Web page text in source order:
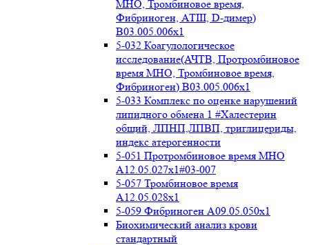
МНО, Тромбиновое время,
Фибриноген, АТIII, D-димер)
B03.005.006x1
5-032 Коагулологическое
исследование(АЧТВ, Протромбиновое
время МНО, Тромбиновое время,
Фибриноген) B03.005.006x1
5-033 Комплекс по оценке нарушений
липидного обмена 1 #Халестерин
общий, ЛПНП,ЛПВП, триглицериды,
индекс атерогенности
5-051 Протромбиновое время МНО
А12.05.027x1#03-007
5-057 Тромбиновое время
А12.05.028x1
5-059 Фибриноген А09.05.050x1
Биохимический анализ крови
стандартный